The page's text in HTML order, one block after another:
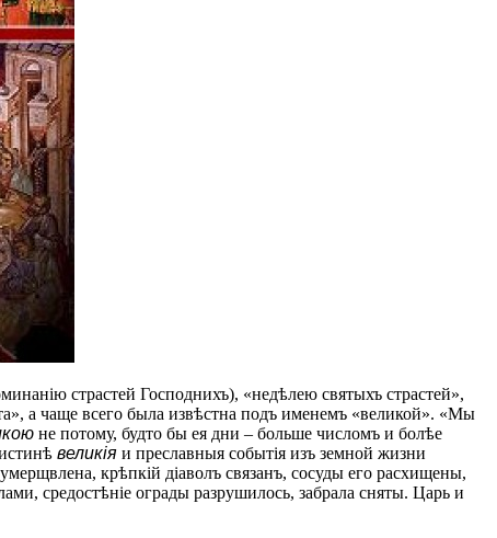
страстей Господнихъ), «недѣлею святыхъ страстей»,
а чаще всего была извѣстна подъ именемъ «великой». «Мы
не потому, будто бы ея дни – больше числомъ и болѣе
великія и преславныя событія изъ земной жизни
крѣпкій діаволъ связанъ, сосуды его расхищены,
средостѣніе ограды разрушилось, забрала сняты. Царь и